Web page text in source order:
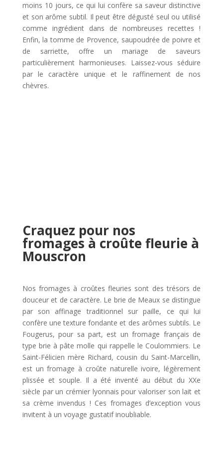
moins 10 jours, ce qui lui confère sa saveur distinctive
et son arôme subtil. Il peut être dégusté seul ou utilisé
comme ingrédient dans de nombreuses recettes !
Enfin, la tomme de Provence, saupoudrée de poivre et
de sarriette, offre un mariage de saveurs
particulièrement harmonieuses. Laissez-vous séduire
par le caractère unique et le raffinement de nos
chèvres.
Craquez pour nos
fromages à croûte fleurie à
Mouscron
Nos fromages à croûtes fleuries sont des trésors de
douceur et de caractère. Le brie de Meaux se distingue
par son affinage traditionnel sur paille, ce qui lui
confère une texture fondante et des arômes subtils. Le
Fougerus, pour sa part, est un fromage français de
type brie à pâte molle qui rappelle le Coulommiers. Le
Saint-Félicien mère Richard, cousin du Saint-Marcellin,
est un fromage à croûte naturelle ivoire, légèrement
plissée et souple. Il a été inventé au début du XXe
siècle par un crémier lyonnais pour valoriser son lait et
sa crème invendus ! Ces fromages d’exception vous
invitent à un voyage gustatif inoubliable.